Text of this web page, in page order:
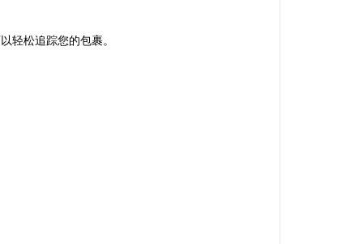
轻松追踪您的包裹。